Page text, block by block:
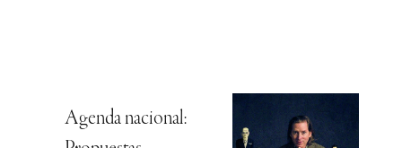
Agenda nacional: